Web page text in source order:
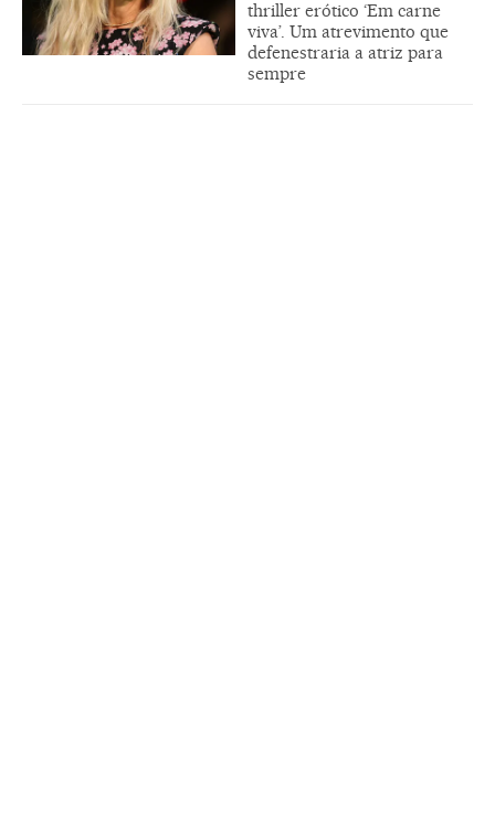
thriller erótico ‘Em carne
viva’. Um atrevimento que
defenestraria a atriz para
sempre